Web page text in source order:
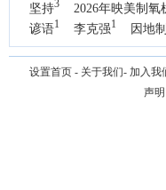
坚持3 2026年映美制
谚语1 李克强1 因地
国办1
设置首页 - 关于我们- 加入我
声